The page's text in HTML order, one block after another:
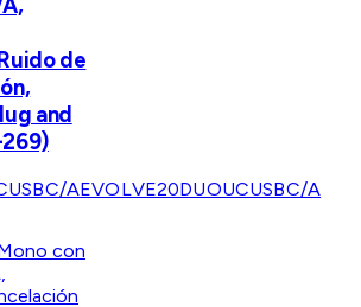
de
and
AEVOLVE20DUOUCUSBC/A